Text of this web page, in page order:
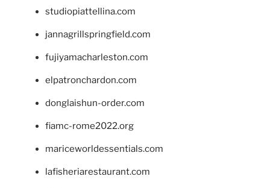
studiopiattellina.com
jannagrillspringfield.com
fujiyamacharleston.com
elpatronchardon.com
donglaishun-order.com
fiamc-rome2022.org
mariceworldessentials.com
lafisheriarestaurant.com